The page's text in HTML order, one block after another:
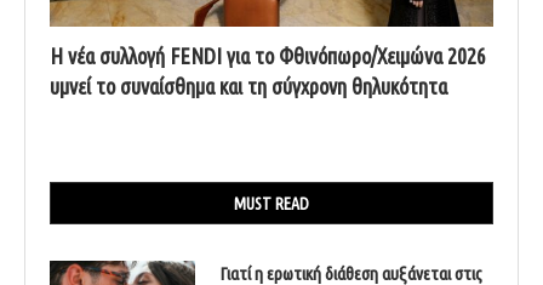
Η νέα συλλογή FENDI για το Φθινόπωρο/Χειμώνα 2026
υμνεί το συναίσθημα και τη σύγχρονη θηλυκότητα
MUST READ
Γιατί η ερωτική διάθεση αυξάνεται στις